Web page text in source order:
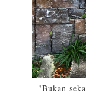
"Bukan